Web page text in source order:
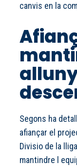
canvis en la
Segons ha
afiançar el
Divisio de la
mantindre l